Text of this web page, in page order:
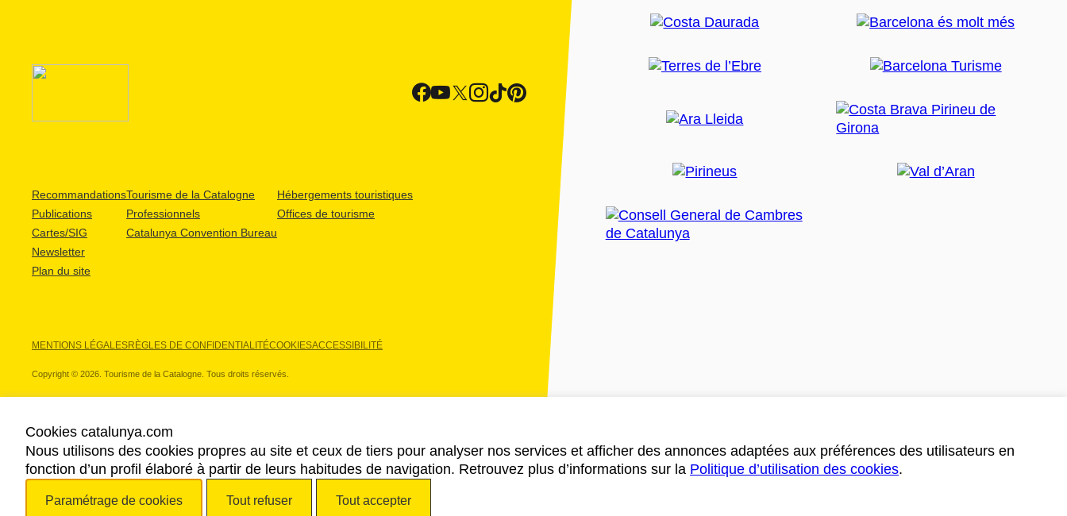
Recommandations
Publications
Cartes/SIG
Newsletter
Plan du site
Tourisme de la Catalogne
Professionnels
Catalunya Convention Bureau
Hébergements touristiques
Offices de tourisme
MENTIONS LÉGALESRÈGLES DE CONFIDENTIALITÉCOOKIESACCESSIBILITÉ
Copyright © 2026. Tourisme de la Catalogne. Tous droits réservés.
NOS PARTENAIRES
Cookies catalunya.com
Nous utilisons des cookies propres au site et ceux de tiers pour analyser nos services et afficher des annonces adaptées aux préférences des utilisateurs en
fonction d’un profil élaboré à partir de leurs habitudes de navigation. Retrouvez plus d’informations sur la Politique d’utilisation des cookies.
Paramétrage de cookies Tout refuser Tout accepter